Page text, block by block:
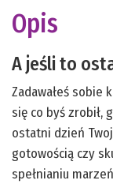
Opis
A jeśli to
Zadawałeś sobie
się co byś zrobił,
ostatni dzień
gotowością czy
spełnianiu